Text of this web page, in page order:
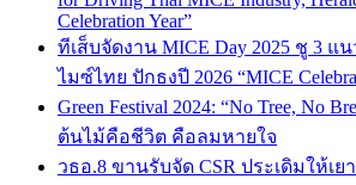
Celebration Year”
ทีเส็บจัดงาน MICE Day 2025 ชู 3 แ
ไมซ์ไทย ปักธงปี 2026 “MICE
Green Festival 2024: “No Tree, No
ต้นไม้คือชีวิต คือลมหายใจ
วธอ.8 ขานรับจัด CSR ประเดิมให้เย